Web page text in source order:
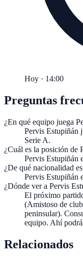
Hoy · 14:00
Preguntas
¿En qué equipo juega
Pervis Estupiñán
Serie A.
¿Cuál es la posición de
Pervis Estupiñán
¿De qué nacionalidad
Pervis Estupiñán
¿Dónde ver a Pervis
El próximo
(Amistoso de
peninsular).
equipo. Ahí
Relacionados